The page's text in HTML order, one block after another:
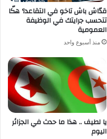
قدّاش باش تاخو في التقاعد؟ هكّا
تتحسب جرايتك في الوظيفة
العمومية
منذ أسبوع واحد
يا لطيف .. هذا ما حدث في الجزائر
اليوم